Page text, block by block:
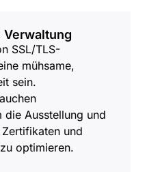
SSL/TLS-
mühsame,
sein.
die Ausstellung und
und
optimieren.